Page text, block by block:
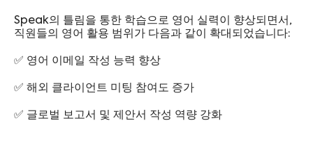
Speak의 틀림을 통한 학습으로 영어 실력이 향상되면서,
직원들의 영어 활용 범위가 다음과 같이 확대되었습니다:
✅ 영어 이메일 작성 능력 향상
✅ 해외 클라이언트 미팅 참여도 증가
✅ 글로벌 보고서 및 제안서 작성 역량 강화